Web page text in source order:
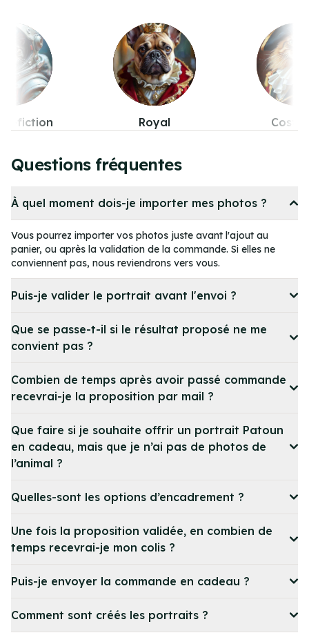
Costumes
Pop-
of
Questions fréquentes
À quel moment dois-je importer mes photos ?
Vous pourrez importer vos photos juste avant l'ajout au
panier, ou après la validation de la commande. Si elles ne
conviennent pas, nous reviendrons vers vous.
Puis-je valider le portrait avant l'envoi ?
Que se passe-t-il si le résultat proposé ne me
convient pas ?
Combien de temps après avoir passé commande
recevrai-je la proposition par mail ?
Que faire si je souhaite offrir un portrait Patoun
en cadeau, mais que je n’ai pas de photos de
l’animal ?
Quelles-sont les options d’encadrement ?
Une fois la proposition validée, en combien de
temps recevrai-je mon colis ?
Puis-je envoyer la commande en cadeau ?
Comment sont créés les portraits ?